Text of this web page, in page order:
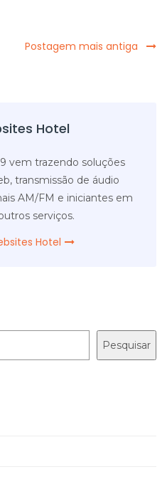
Postagem mais antiga
Hotel
vem trazendo soluções
transmissão de áudio
AM/FM e iniciantes em
serviços.
Hotel
Pesquisar